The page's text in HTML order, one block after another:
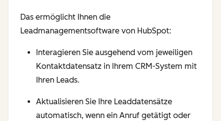
Das ermöglicht Ihnen die
Leadmanagementsoftware von HubSpot:
Interagieren Sie ausgehend vom jeweiligen
Kontaktdatensatz in Ihrem CRM-System mit
Ihren Leads.
Aktualisieren Sie Ihre Leaddatensätze
automatisch, wenn ein Anruf getätigt oder